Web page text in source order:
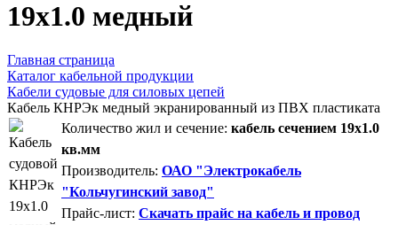
19x1.0 медный
Главная страница
Каталог кабельной продукции
Кабели судовые для силовых цепей
Кабель КНРЭк медный экранированный из ПВХ пластиката
Количество жил и сечение: кабель сечением 19x1.0
кв.мм
Производитель: ОАО "Электрокабель
"Кольчугинский завод"
Прайс-лист: Скачать прайс на кабель и провод